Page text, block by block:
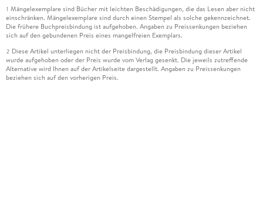
1 Mängelexemplare sind Bücher mit leichten Beschädigungen, die das Lesen aber nicht
einschränken. Mängelexemplare sind durch einen Stempel als solche gekennzeichnet.
Die frühere Buchpreisbindung ist aufgehoben. Angaben zu Preissenkungen beziehen
sich auf den gebundenen Preis eines mangelfreien Exemplars.
2 Diese Artikel unterliegen nicht der Preisbindung, die Preisbindung dieser Artikel
wurde aufgehoben oder der Preis wurde vom Verlag gesenkt. Die jeweils zutreffende
Alternative wird Ihnen auf der Artikelseite dargestellt. Angaben zu Preissenkungen
beziehen sich auf den vorherigen Preis.